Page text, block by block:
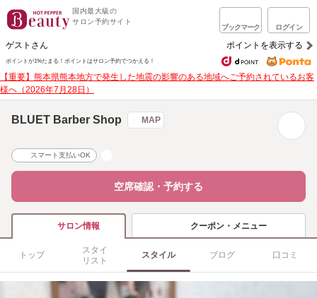
国内最大級の
サロン予約サイト
ブックマーク ログイン
ゲストさん ポイントを表示する
ポイントが1%たまる！ ポイントはサロン予約でつかえる！
【重要】熊本県熊本地方で発生した地震の影響のある地域へご予約されているお客
様へ（2026年7月28日）
BLUET Barber Shop MAP
スマート支払いOK
空席確認・予約する
サロン情報 クーポン・メニュー
トップ
スタイ
リスト
スタイル ブログ 口コミ